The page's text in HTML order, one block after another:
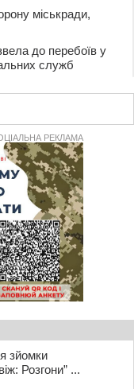
міськради,
до перебоїв у
служб
пожежа
грози, зливи, град та
загинув 28-річний
водії двох ВАЗів
обмежать рух
збільшилась
аварію, не
підвищити
РЕКЛАМА
зйомки
Розгони” ...